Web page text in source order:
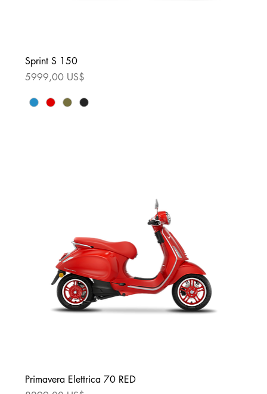
Sprint S 150
Precio
5999,00 US$
Primavera Elettrica 70 RED